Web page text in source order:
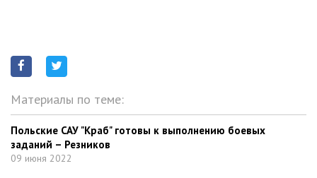
Материалы по теме:
Польские САУ "Краб" готовы к выполнению боевых
заданий – Резников
09 июня 2022